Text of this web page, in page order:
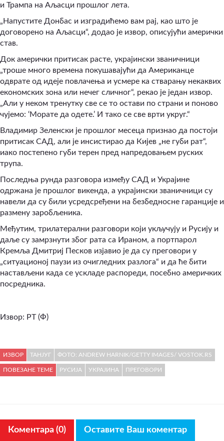
и Трампа на Аљасци прошлог лета.
„Напустите Донбас и изградићемо вам рај, као што је
договорено на Аљасци“, додао је извор, описујући амерички
став.
Док амерички притисак расте, украјински званичници
„троше много времена покушавајући да Американце
одврате од идеје повлачења и усмере ка стварању некаквих
економских зона или нечег сличног“, рекао је један извор.
„Али у неком тренутку све се то остави по страни и поново
чујемо: ‘Морате да одете.’ И тако се све врти укруг.“
Владимир Зеленски је прошлог месеца признао да постоји
притисак САД, али је инсистирао да Кијев „не губи рат“,
иако постепено губи терен пред напредовањем руских
трупа.
Последња рунда разговора између САД и Украјине
одржана је прошлог викенда, а украјински званичници су
навели да су били усредсређени на безбедносне гаранције и
размену заробљеника.
Међутим, трилатерални разговори који укључују и Русију и
даље су замрзнути због рата са Ираном, а портпарол
Кремља Дмитриј Песков изјавио је да су преговори у
„ситуационој паузи из очигледних разлога“ и да ће бити
настављени када се ускладе распореди, посебно америчких
посредника.
Извор: РТ (Ф)
ИЗВОР ТАНЈУГ ФОТО: ANDREW HARNIK/GETTY IMAGES/ VOSTOK.RS
ПОВЕЗАНЕ ТЕМЕ РУСИЈА УКРАЈИНА ПРЕГОВОРИ
Коментара (0) Оставите Ваш коментар